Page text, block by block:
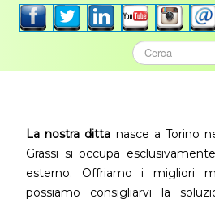
La nostra ditta nasce a Torino
Grassi si occupa
esterno. Offriamo i migliori
possiamo consigliarvi la